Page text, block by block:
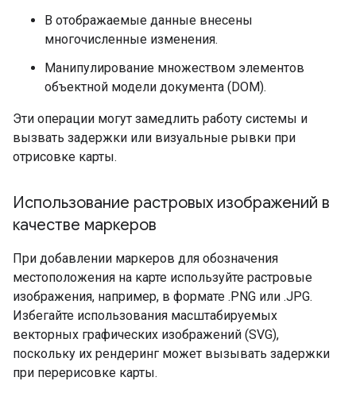
В отображаемые данные внесены
многочисленные изменения.
Манипулирование множеством элементов
объектной модели документа (DOM).
Эти операции могут замедлить работу системы и
вызвать задержки или визуальные рывки при
отрисовке карты.
Использование растровых изображений в
качестве маркеров
При добавлении маркеров для обозначения
местоположения на карте используйте растровые
изображения, например, в формате .PNG или .JPG.
Избегайте использования масштабируемых
векторных графических изображений (SVG),
поскольку их рендеринг может вызывать задержки
при перерисовке карты.